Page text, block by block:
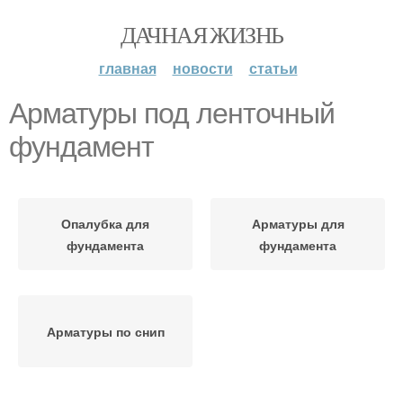
ДАЧНАЯ ЖИЗНЬ
главная новости статьи
Арматуры под ленточный
фундамент
Опалубка для
фундамента
Арматуры для
фундамента
Арматуры по снип